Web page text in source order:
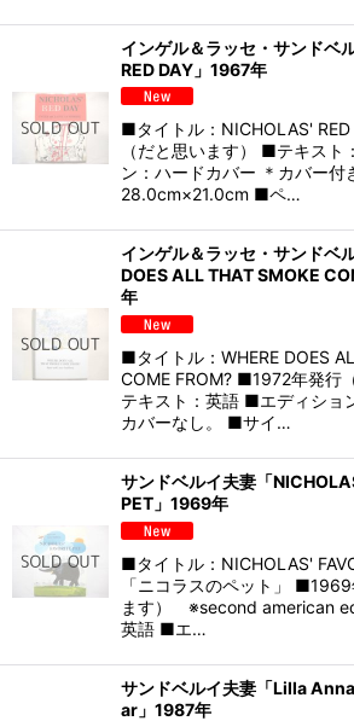
インゲル＆ラッセ・サンドベ
RED DAY」1967年
■タイトル：NICHOLAS'
（だと思います） ■テキス
ン：ハードカバー ＊カバー付
28.0cm×21.0cm ■ペ…
インゲル＆ラッセ・サンドベ
DOES ALL THAT SMOKE
年
■タイトル：WHERE DOES
COME FROM? ■1972年発行
テキスト：英語 ■エディショ
カバーなし。 ■サイ…
サンドベルイ夫妻「
PET」1969年
■タイトル：NICHOLAS'
「ニコラスのペット」
ます） ※second american
英語 ■エ…
サンドベルイ夫妻「Lilla
ar」1987年